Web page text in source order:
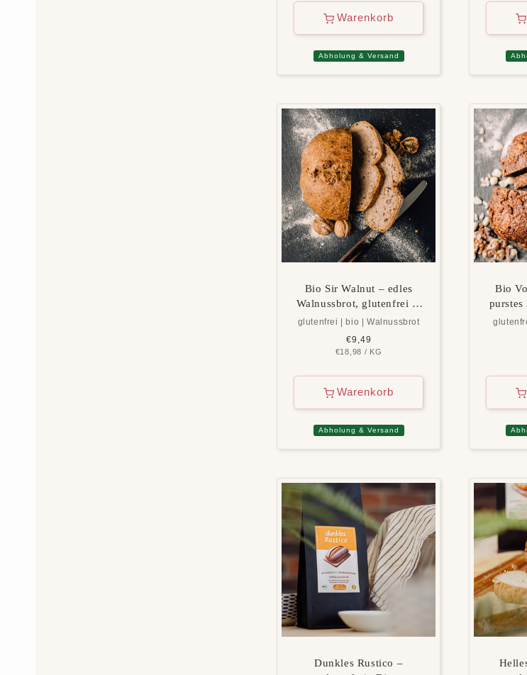
Warenkorb
Abholung & Versand
Bio Sir Walnut – edles
Walnussbrot, glutenfrei &
vegan
glutenfrei | bio | Walnussbrot
Normaler
Preis
€9,49
GRUNDPREIS
€18,98 / PRO
KG
Warenkorb
Abholung & Versand
Bio
Dunkles Rustico –